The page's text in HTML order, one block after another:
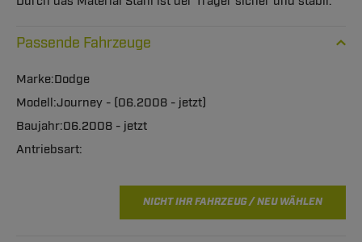
Passende Fahrzeuge
Dodge
Journey - (06.2008 - jetzt)
06.2008 - jetzt
NICHT IHR FAHRZEUG / NEU WÄHLEN